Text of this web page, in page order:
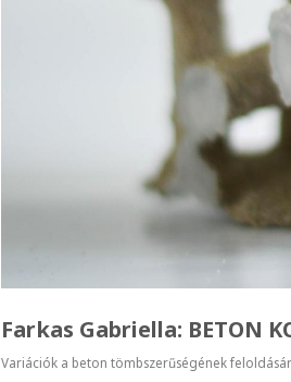
Farkas Gabriella: BETON
Variációk a beton tömbszerűségének